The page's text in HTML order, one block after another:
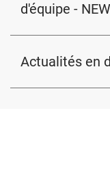
d'équipe - NEW
Actualités en